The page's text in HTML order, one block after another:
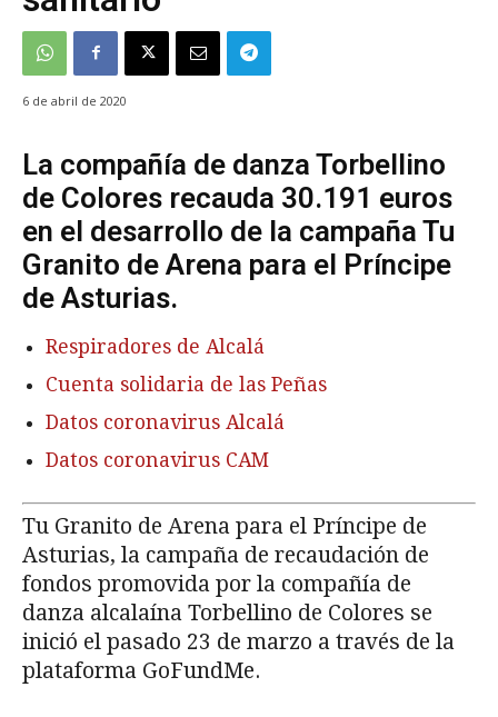
6 de abril de 2020
La compañía de danza Torbellino
de Colores recauda 30.191 euros
en el desarrollo de la campaña Tu
Granito de Arena para el Príncipe
de Asturias.
Respiradores de Alcalá
Cuenta solidaria de las Peñas
Datos coronavirus Alcalá
Datos coronavirus CAM
Tu Granito de Arena para el Príncipe de
Asturias, la campaña de recaudación de
fondos promovida por la compañía de
danza alcalaína Torbellino de Colores se
inició el pasado 23 de marzo a través de la
plataforma GoFundMe.